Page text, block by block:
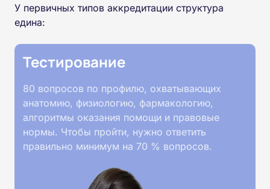
У первичных типов аккредитации структура
едина:
Тестирование
80 вопросов по профилю, охватывающих
анатомию, физиологию, фармакологию,
алгоритмы оказания помощи и правовые
нормы. Чтобы пройти, нужно ответить
правильно минимум на 70 % вопросов.